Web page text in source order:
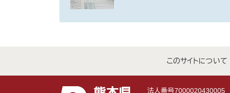
このサイトについて
法人番号7000020430005